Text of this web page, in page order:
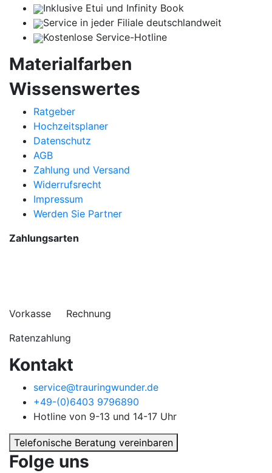
Inklusive Etui und Infinity Book
Service in jeder Filiale deutschlandweit
Kostenlose Service-Hotline
Materialfarben
Wissenswertes
Ratgeber
Hochzeitsplaner
Datenschutz
AGB
Zahlung und Versand
Widerrufsrecht
Impressum
Werden Sie Partner
Zahlungsarten
Vorkasse Rechnung
Ratenzahlung
Kontakt
service@trauringwunder.de
+49-(0)6403 9796890
Hotline von 9-13 und 14-17 Uhr
Telefonische Beratung vereinbaren
Folge uns